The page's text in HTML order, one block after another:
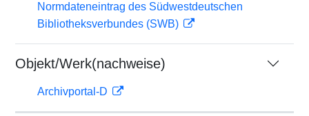
Normdateneintrag des Südwestdeutschen
Bibliotheksverbundes (SWB)
Objekt/Werk(nachweise)
Archivportal-D